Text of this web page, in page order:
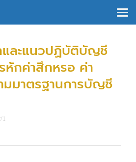
และแนวปฏิบัติบัญชี
กค่าสึกหรอ ค่า
มมาตรฐานการบัญชี
1
×